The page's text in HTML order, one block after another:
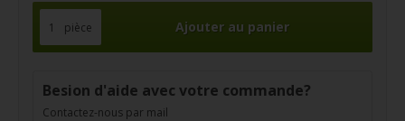
pièce
Besion d'aide avec votre commande?
Contactez-nous par mail